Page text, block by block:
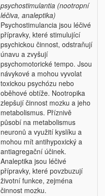
psychostimulantia (nootropní
léčiva, analeptika)
Psychostimulancia jsou léčivé
přípravky, které stimulující
psychickou činnost, odstraňují
únavu a zvyšují
psychomotorické tempo. Jsou
návykové a mohou vyvolat
toxickou psychózu nebo
oběhové obtíže. Nootropika
zlepšují činnost mozku a jeho
metabolismus. Příznivě
působí na metabolismus
neuronů a využití kyslíku a
mohou mít antihypoxický a
antiagregační účinek.
Analeptika jsou léčivé
přípravky, které povzbuzují
životní funkce, zejména
činnost mozku.